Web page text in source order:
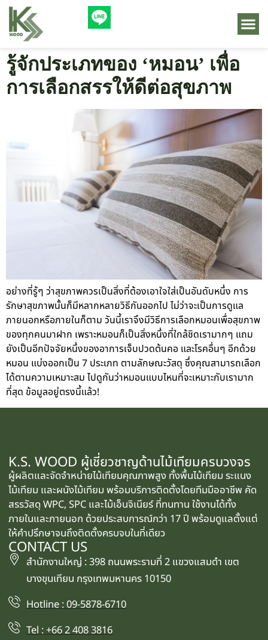
รู้จักประเภทของ ‘หมอน’ เพื่อ
การเลือกสรรให้ดีต่อสุขภาพ
อย่างที่รู้ๆ ว่าสุขภาพควรเป็นสิ่งที่ต้องเอาใจใส่เป็นอันดับหนึ่ง การ
รักษาสุขภาพนั้นก็มีหลากหลายวิธีกันออกไป ไม่ว่าจะเป็นการดูแล
ภายนอกหรือภายในก็ตาม วันนี้เราจึงมีวิธีการเลือกหมอนเพื่อสุขภาพ
ของทุกคนมาฝาก เพราะหมอนก็เป็นสิ่งหนึ่งที่ใกล้ชิดเรามากๆ แถม
ยังเป็นอีกปัจจัยหนึ่งของอาการเจ็บปวดต้นคอ และโรคอื่นๆ อีกด้วย
หมอน แบ่งออกเป็น 7 ประเภท ตามลักษณะวัสดุ ซึ่งคุณสามารถเลือก
ได้ตามความเหมาะสม ไปดูกันว่าหมอนแบบไหนที่จะเหมาะกับเรามาก
ที่สุด ข้อมูลอยู่ตรงนี้แล้ว!
K.S. WOOD ผู้เชี่ยวชาญด้านไม้เทียมครบวงจร
ผู้ผลิตและจัดจำหน่ายไม้เทียมคุณภาพสูง ทั้งพื้นไม้เทียม ระแนง
ไม้เทียม และผนังไม้เทียม พร้อมบริการติดตั้งโดยทีมมืออาชีพ คัด
สรรวัสดุ WPC, SPC และไม้เอ็นจิเนียร์ ที่ทนทาน ใช้งานได้ทั้ง
ภายในและภายนอก ด้วยประสบการณ์กว่า 17 ปี พร้อมดูแลตั้งแต่
ให้คำปรึกษาจนถึงติดตั้งครบจบในที่เดียว
CONTACT US
สำนักงานใหญ่ : 398 ถนนพระรามที่ 2 แขวงแสมดำ เขต
บางขุนเทียน กรุงเทพมหานคร 10150
Hotline : 09-5878-6710
Tel : +66 2 408 3816